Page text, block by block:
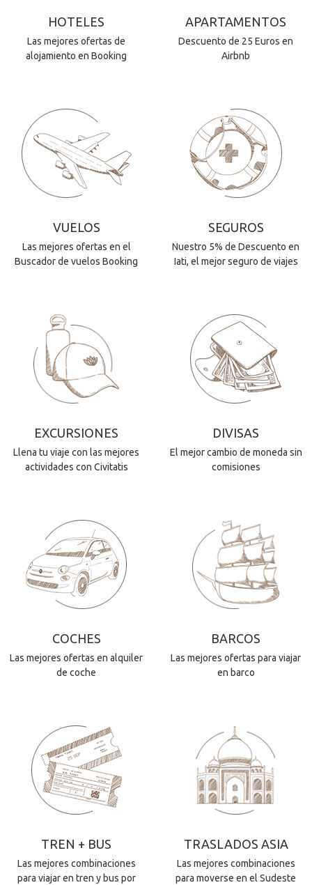
HOTELES
Las mejores ofertas de
alojamiento en Booking
APARTAMENTOS
Descuento de 25 Euros en
Airbnb
VUELOS
Las mejores ofertas en el
Buscador de vuelos Booking
SEGUROS
Nuestro 5% de Descuento en
Iati, el mejor seguro de viajes
EXCURSIONES
Llena tu viaje con las mejores
actividades con Civitatis
DIVISAS
El mejor cambio de moneda sin
comisiones
COCHES
Las mejores ofertas en alquiler
de coche
BARCOS
Las mejores ofertas para viajar
en barco
TREN + BUS
Las mejores combinaciones
para viajar en tren y bus por
TRASLADOS ASIA
Las mejores combinaciones
para moverse en el Sudeste